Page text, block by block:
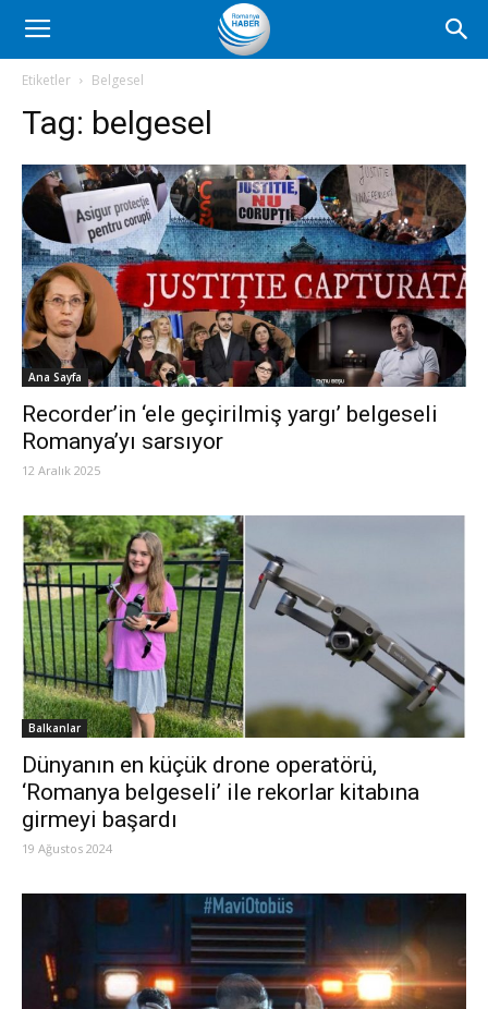
Romanya
Haber
Etiketler Belgesel
Tag: belgesel
Ana Sayfa
Recorder’in ‘ele geçirilmiş yargı’ belgeseli
Romanya’yı sarsıyor
12 Aralık 2025
Balkanlar
Dünyanın en küçük drone operatörü,
‘Romanya belgeseli’ ile rekorlar kitabına
girmeyi başardı
19 Ağustos 2024